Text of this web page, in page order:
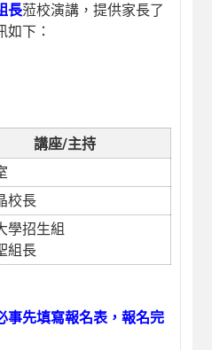
長蒞校演講，提供家長了
下：
講座/主持
校長
學招生組
組長
事先填寫報名表，報名完